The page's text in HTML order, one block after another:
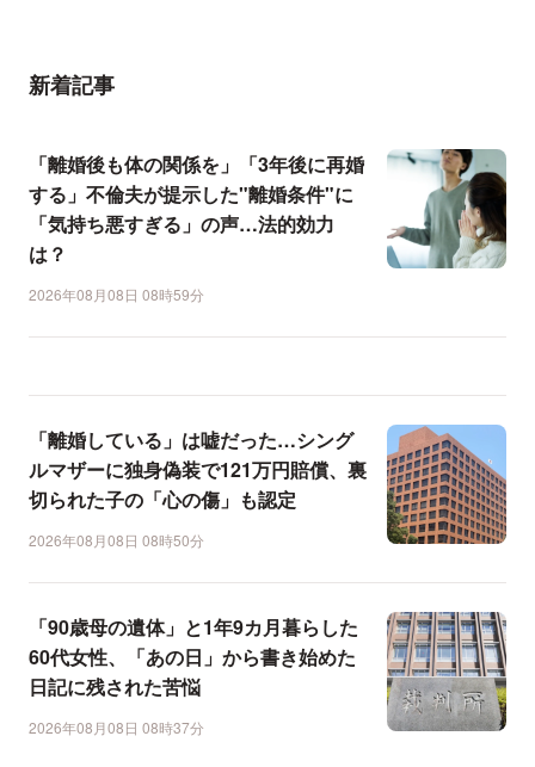
新着記事
「離婚後も体の関係を」「3年後に再婚
する」不倫夫が提示した"離婚条件"に
「気持ち悪すぎる」の声…法的効力
は？
2026年08月08日 08時59分
「離婚している」は嘘だった…シング
ルマザーに独身偽装で121万円賠償、裏
切られた子の「心の傷」も認定
2026年08月08日 08時50分
「90歳母の遺体」と1年9カ月暮らした
60代女性、「あの日」から書き始めた
日記に残された苦悩
2026年08月08日 08時37分